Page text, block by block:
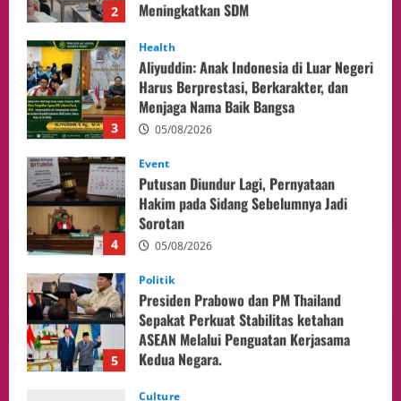
3
Harus Berprestasi, Berkarakter, dan
Menjaga Nama Baik Bangsa
05/08/2026
4
Event
Putusan Diundur Lagi, Pernyataan
Hakim pada Sidang Sebelumnya Jadi
Sorotan
05/08/2026
5
Politik
Presiden Prabowo dan PM Thailand
Sepakat Perkuat Stabilitas ketahan
ASEAN Melalui Penguatan Kerjasama
Kedua Negara.
04/08/2026
Culture
Pengadilan Agama Jakarta Pusat
Selesaikan 25 Perkara Isbat Nikah bagi
WNI di Johor Bahru